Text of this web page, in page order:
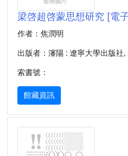
梁啓超啓蒙思想研究 [電
作者：焦潤明
出版者：瀋陽 : 遼寧大學出版社,
索書號：
館藏資訊